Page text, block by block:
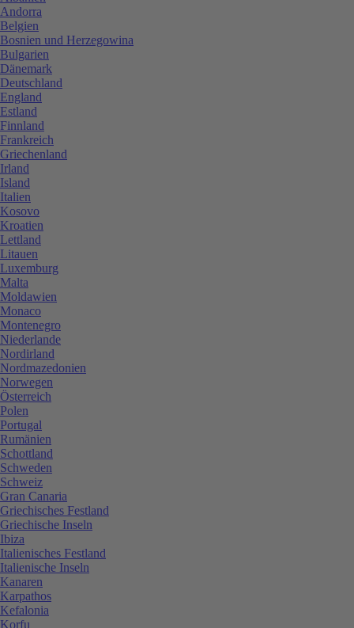
Andorra
Belgien
Bosnien und Herzegowina
Bulgarien
Dänemark
Deutschland
England
Estland
Finnland
Frankreich
Griechenland
Irland
Island
Italien
Kosovo
Kroatien
Lettland
Litauen
Luxemburg
Malta
Moldawien
Monaco
Montenegro
Niederlande
Nordirland
Nordmazedonien
Norwegen
Österreich
Polen
Portugal
Rumänien
Schottland
Schweden
Schweiz
Gran Canaria
Griechisches Festland
Griechische Inseln
Ibiza
Italienisches Festland
Italienische Inseln
Kanaren
Karpathos
Kefalonia
Korfu